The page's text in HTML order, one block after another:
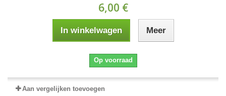
6,00 €
In winkelwagen Meer
Op voorraad
Aan vergelijken toevoegen